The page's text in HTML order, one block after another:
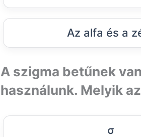
Az alfa és a
A szigma betűnek
használunk. Melyik
σ